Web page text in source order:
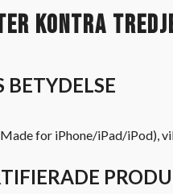
kontra
BETYDELSE
for iPhone/iPad/iPod),